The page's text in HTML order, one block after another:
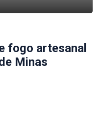
fogo artesanal
Minas